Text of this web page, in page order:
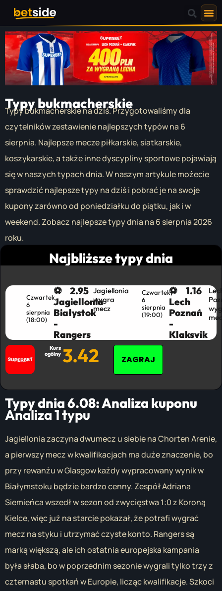
Typy bukmacherskie
Typy bukmacherskie na dziś. Przygotowaliśmy dla
czytelników zestawienie najlepszych typów na 6
sierpnia. Najlepsze mecze piłkarskie, siatkarskie,
koszykarskie, a także inne dyscypliny sportowe pojawiają
się w naszych typach dnia. W naszym artykule możecie
sprawdzić najlepsze typy na dziś i pobrać je na swoje
kupony zarówno od poniedziałku do piątku, jak i w
weekend. Zobacz najlepsze typy dnia na 6 sierpnia 2026
roku.
Najbliższe typy dnia
Kurs
ogólny 3.42 ZAGRAJ
Czwartek,
6
sierpnia
(18:00)
⚽
Jagiellonia
Białystok
-
Rangers
2.95 Jagiellonia
wygra
mecz
Czwartek,
6
sierpnia
(19:00)​
⚽
Lech
Poznań
-
Klaksvik
1.16
Typy dnia 6.08:Analiza kuponu
Analiza 1 typu
Jagiellonia zaczyna dwumecz u siebie na Chorten Arenie,
a pierwszy mecz w kwalifikacjach ma duże znaczenie, bo
przy rewanżu w Glasgow każdy wypracowany wynik w
Białymstoku będzie bardzo cenny. Zespół Adriana
Siemieńca wszedł w sezon od zwycięstwa 1:0 z Koroną
Kielce, więc już na starcie pokazał, że potrafi wygrać
mecz na styku i utrzymać czyste konto. Rangers są
marką większą, ale ich ostatnia europejska kampania
była słaba, bo w poprzednim sezonie wygrali tylko trzy z
czternastu spotkań w Europie, licząc kwalifikacje. Szkoci